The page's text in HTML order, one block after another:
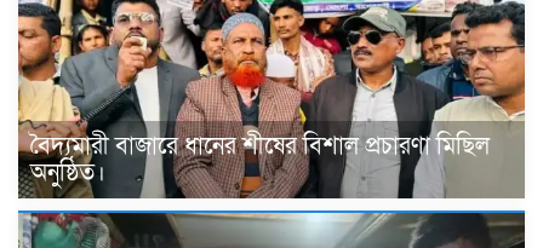
বৈদ্যমারী বাজারে ধানের শীষের বিশাল প্রচারণা মিছিল
অনুষ্ঠিত।